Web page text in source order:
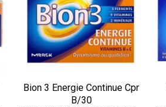
Bion 3 Energie Continue Cpr
B/30